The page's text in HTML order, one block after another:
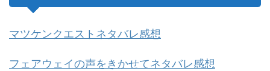
マツケンクエストネタバレ感想
フェアウェイの声をきかせてネタバレ感想